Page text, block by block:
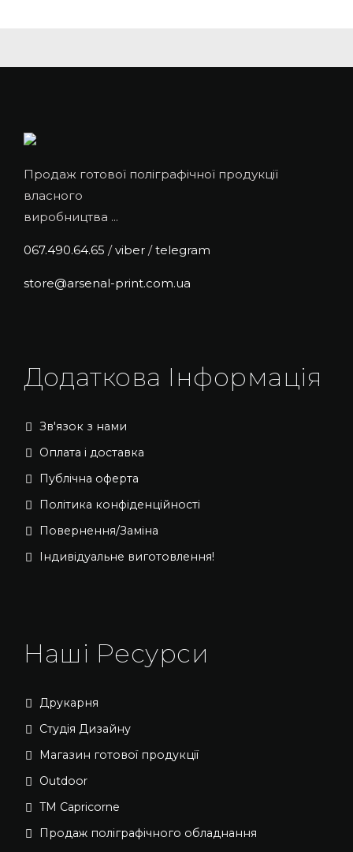
Продаж готової поліграфічної продукції
власного
виробництва ...
067.490.64.65 /viber /telegram
store@arsenal-print.com.ua
Додаткова Інформація
Зв'язок з нами
Оплата і доставка
Публічна оферта
Політика конфіденційності
Повернення/Заміна
Індивідуальне виготовлення!
Наші Ресурси
Друкарня
Студія Дизайну
Магазин готової продукції
Outdoor
TM Capricorne
Продаж поліграфічного обладнання